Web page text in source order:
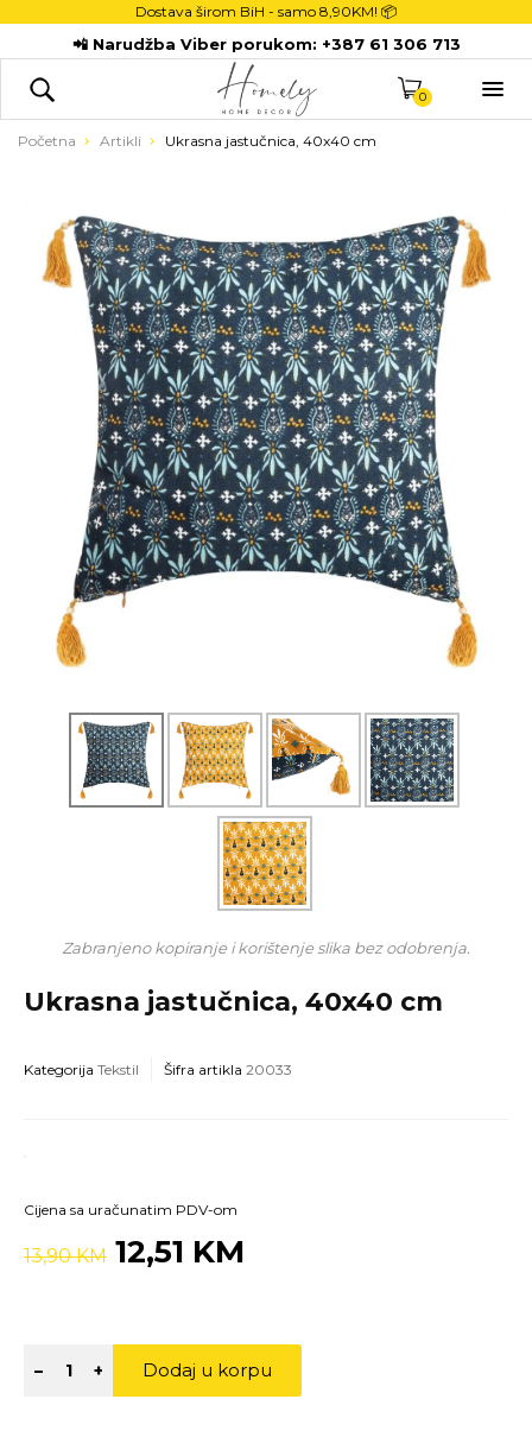
Dostava širom BiH - samo 8,90KM! 📦
📲 Narudžba Viber porukom: +387 61 306 713
0 
POČETNA
DEKORACIJE
KUHINJA
TEKSTIL
ODLAGANJE
NOVI PROIZVODI
Početna Artikli Ukrasna jastučnica, 40x40 cm
Zabranjeno kopiranje i korištenje slika bez odobrenja.
Ukrasna jastučnica, 40x40 cm
Kategorija Tekstil Šifra artikla 20033
Cijena sa uračunatim PDV-om
13,90 KM 12,51 KM
– + Dodaj u korpu